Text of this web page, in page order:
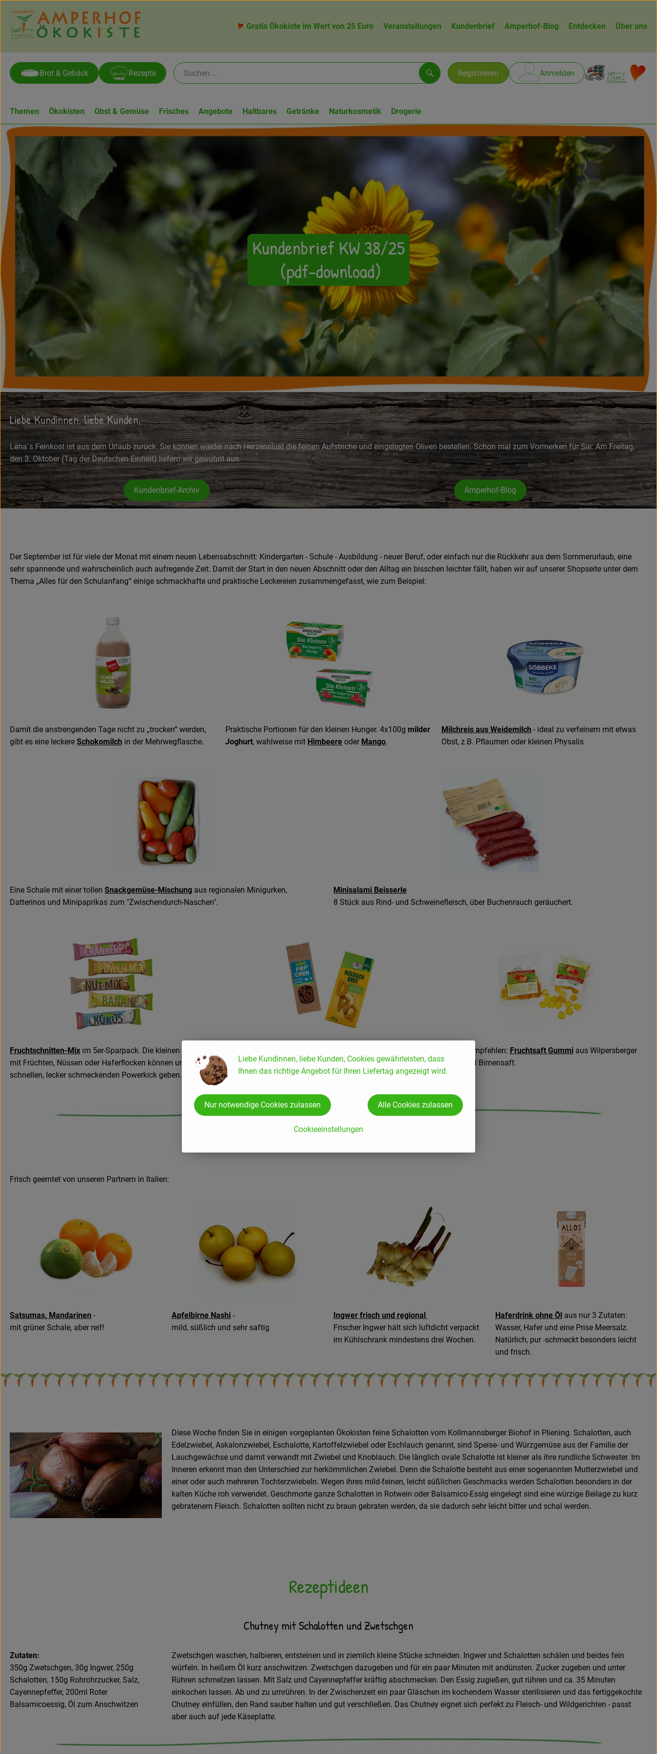
Gratis Ökokiste im Wert von 25 Euro Veranstaltungen Kundenbrief Amperhof-Blog Entdecken Über uns
Registrieren Anmelden
Suchen
Brot & Gebäck Rezepte
Themen Ökokisten Obst & Gemüse Frisches Angebote Haltbares Getränke Naturkosmetik Drogerie
Kundenbrief KW 38/25
(pdf-download)
Liebe Kundinnen, liebe Kunden,
Lena´s Feinkost ist aus dem Urlaub zurück. Sie können wieder nach Herzenslust die feinen Aufstriche und eingelegten Oliven bestellen. Schon mal zum Vormerken für Sie: Am Freitag,
den 3. Oktober (Tag der Deutschen Einheit) liefern wir gewohnt aus.
Kundenbrief-Archiv Amperhof-Blog
Der September ist für viele der Monat mit einem neuen Lebensabschnitt: Kindergarten - Schule - Ausbildung - neuer Beruf, oder einfach nur die Rückkehr aus dem Sommerurlaub, eine
sehr spannende und wahrscheinlich auch aufregende Zeit. Damit der Start in den neuen Abschnitt oder den Alltag ein bisschen leichter fällt, haben wir auf unserer Shopseite unter dem
Thema „Alles für den Schulanfang“ einige schmackhafte und praktische Leckereien zusammengefasst, wie zum Beispiel:
Damit die anstrengenden Tage nicht zu „trocken“ werden,
gibt es eine leckere Schokomilch in der Mehrwegflasche.
Praktische Portionen für den kleinen Hunger. 4x100g milder
Joghurt, wahlweise mit Himbeere oder Mango.
Milchreis aus Weidemilch - ideal zu verfeinern mit etwas
Obst, z.B. Pflaumen oder kleinen Physalis
Eine Schale mit einer tollen Snackgemüse-Mischung aus regionalen Minigurken,
Datterinos und Minipaprikas zum "Zwischendurch-Naschen".
Minisalami Beisserle
8 Stück aus Rind- und Schweinefleisch, über Buchenrauch geräuchert.
Fruchtschnitten-Mix im 5er-Sparpack. Die kleinen Riegel
mit Früchten, Nüssen oder Haferflocken können uns einen
schnellen, lecker schmeckenden Powerkick geben.
einer feinen Karamellnote undPopcornmit Schokoüberzug.
Sehr zu empfehlen: Fruchtsaft Gummiaus Wilpersberger
Apfel- und Birnensaft.
Frisch geerntet von unseren Partnern in Italien:
Satsumas, Mandarinen -
mit grüner Schale, aber reif!
Apfelbirne Nashi -
mild, süßlich und sehr saftig
Ingwer frisch und regional
Frischer Ingwer hält sich luftdicht verpackt
im Kühlschrank mindestens drei Wochen.
Haferdrink ohne Öl aus nur 3 Zutaten:
Wasser, Hafer und eine Prise Meersalz.
Natürlich, pur -schmeckt besonders leicht
und frisch.
Diese Woche finden Sie in einigen vorgeplanten Ökokisten feine Schalotten vom Kollmannsberger Biohof in Pliening. Schalotten, auch
Edelzwiebel, Askalonzwiebel, Eschalotte, Kartoffelzwiebel oder Eschlauch genannt, sind Speise- und Würzgemüse aus der Familie der
Lauchgewächse und damit verwandt mit Zwiebel und Knoblauch. Die länglich ovale Schalotte ist kleiner als ihre rundliche Schwester. Im
Inneren erkennt man den Unterschied zur herkömmlichen Zwiebel. Denn die Schalotte besteht aus einer sogenannten Mutterzwiebel und
einer oder auch mehreren Tochterzwiebeln. Wegen ihres mild-feinen, leicht süßlichen Geschmacks werden Schalotten besonders in der
kalten Küche roh verwendet. Geschmorte ganze Schalotten in Rotwein oder Balsamico-Essig eingelegt sind eine würzige Beilage zu kurz
gebratenem Fleisch. Schalotten sollten nicht zu braun gebraten werden, da sie dadurch sehr leicht bitter und schal werden.
Rezeptideen
Chutney mit Schalotten und Zwetschgen
Zutaten:
350g Zwetschgen, 30g Ingwer, 250g
Schalotten, 150g Rohrohrzucker, Salz,
Cayennepfeﬀer, 200ml Roter
Balsamicoessig, Öl zum Anschwitzen
Zwetschgen waschen, halbieren, entsteinen und in ziemlich kleine Stücke schneiden. Ingwer und Schalotten schälen und beides fein
würfeln. In heißem Öl kurz anschwitzen. Zwetschgen dazugeben und für ein paar Minuten mit andünsten. Zucker zugeben und unter
Rühren schmelzen lassen. Mit Salz und Cayennepfeffer kräftig abschmecken. Den Essig zugießen, gut rühren und ca. 35 Minuten
einkochen lassen. Ab und zu umrühren. In der Zwischenzeit ein paar Gläschen im kochendem Wasser sterilisieren und das fertiggekochte
Chutney einfüllen, den Rand sauber halten und gut verschließen. Das Chutney eignet sich perfekt zu Fleisch- und Wildgerichten - passt
aber auch auf jede Käseplatte.
Liebe Kundinnen, liebe Kunden, Cookies gewährleisten, dass
Ihnen das richtige Angebot für Ihren Liefertag angezeigt wird.
Cookieeinstellungen
Nur notwendige Cookies zulassen Alle Cookies zulassen